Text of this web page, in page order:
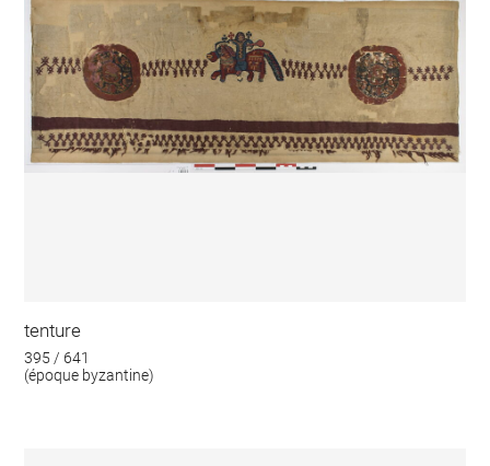
tenture
395 / 641
(époque byzantine)